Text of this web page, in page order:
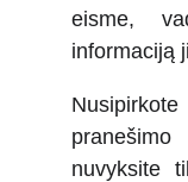
eisme,
informaciją
nuvyksite